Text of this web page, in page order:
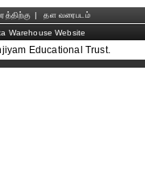
|
தள வரைபடம்
Warehouse Website
Educational Trust.